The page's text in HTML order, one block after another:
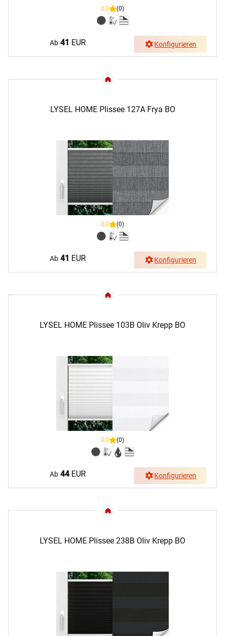
0,0 (0)
Ab 41 EUR Konfigurieren
LYSEL HOME Plissee 127A Frya BO
0,0 (0)
Ab 41 EUR Konfigurieren
LYSEL HOME Plissee 103B Oliv Krepp BO
0,0 (0)
Ab 44EUR Konfigurieren
LYSEL HOME Plissee 238B Oliv Krepp BO